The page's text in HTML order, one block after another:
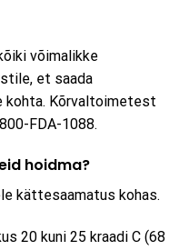
võimalikke
et saada
Kõrvaltoimetest
FDA-1088.
hoidma?
kättesaamatus kohas.
20 kuni 25 kraadi C (68